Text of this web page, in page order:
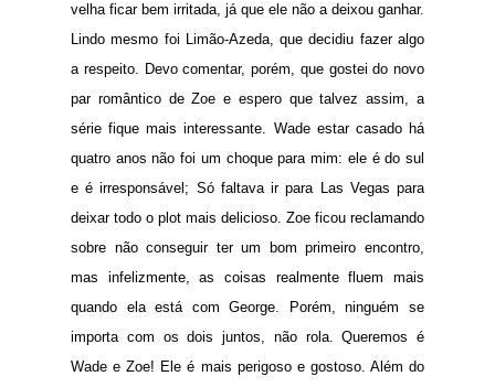
velha ficar bem irritada, já que ele não a deixou ganhar.
Lindo mesmo foi Limão-Azeda, que decidiu fazer algo
a respeito. Devo comentar, porém, que gostei do novo
par romântico de Zoe e espero que talvez assim, a
série fique mais interessante. Wade estar casado há
quatro anos não foi um choque para mim: ele é do sul
e é irresponsável; Só faltava ir para Las Vegas para
deixar todo o plot mais delicioso. Zoe ficou reclamando
sobre não conseguir ter um bom primeiro encontro,
mas infelizmente, as coisas realmente fluem mais
quando ela está com George. Porém, ninguém se
importa com os dois juntos, não rola. Queremos é
Wade e Zoe! Ele é mais perigoso e gostoso. Além do